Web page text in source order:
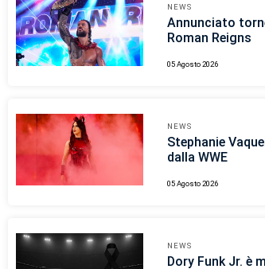
NEWS
Annunciato
Roman Reigns
05 Agosto 2026
NEWS
Stephanie
dalla WWE
05 Agosto 2026
NEWS
Dory Funk Jr. è